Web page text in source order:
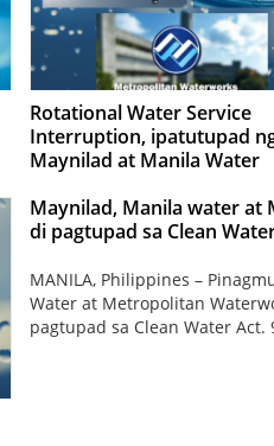
Rotational Water Service
Interruption, ipatutupad
Maynilad at Manila Water
Maynilad, Manila water at
di pagtupad sa Clean
MANILA, Philippines –
Water at Metropolitan
pagtupad sa Clean Water